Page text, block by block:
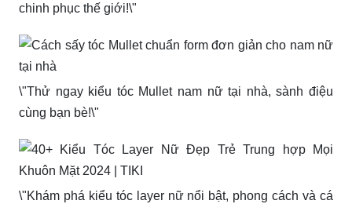
chinh phục thế giới!\"
\"Thử ngay kiểu tóc Mullet nam nữ tại nhà, sành điệu
cùng bạn bè!\"
\"Khám phá kiểu tóc layer nữ nổi bật, phong cách và cá